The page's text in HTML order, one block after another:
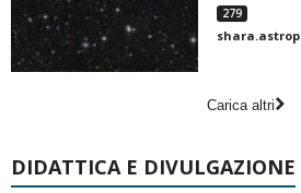
279
Carica altri
DIDATTICA E DIVULGAZIONE